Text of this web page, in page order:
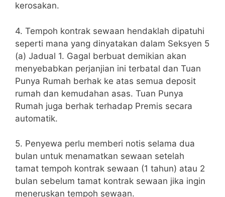
kerosakan.
4. Tempoh kontrak sewaan hendaklah dipatuhi
seperti mana yang dinyatakan dalam Seksyen 5
(a) Jadual 1. Gagal berbuat demikian akan
menyebabkan perjanjian ini terbatal dan Tuan
Punya Rumah berhak ke atas semua deposit
rumah dan kemudahan asas. Tuan Punya
Rumah juga berhak terhadap Premis secara
automatik.
5. Penyewa perlu memberi notis selama dua
bulan untuk menamatkan sewaan setelah
tamat tempoh kontrak sewaan (1 tahun) atau 2
bulan sebelum tamat kontrak sewaan jika ingin
meneruskan tempoh sewaan.